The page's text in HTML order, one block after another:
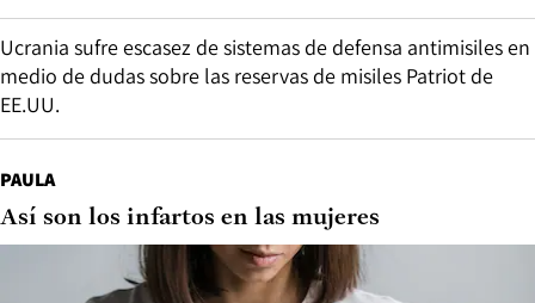
Ucrania sufre escasez de sistemas de defensa antimisiles en
medio de dudas sobre las reservas de misiles Patriot de
EE.UU.
PAULA
Así son los infartos en las mujeres